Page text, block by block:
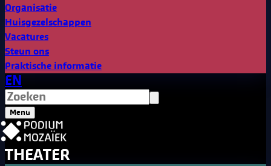
Organisatie
Huisgezelschappen
Vacatures
Steun ons
Praktische informatie
EN
Menu
THEATER